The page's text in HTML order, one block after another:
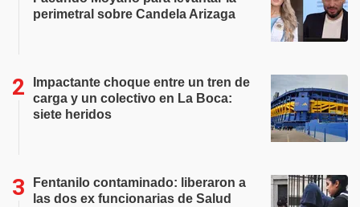
perimetral sobre Candela Arizaga
Impactante choque entre un tren de
carga y un colectivo en La Boca:
siete heridos
Fentanilo contaminado: liberaron a
las dos ex funcionarias de Salud